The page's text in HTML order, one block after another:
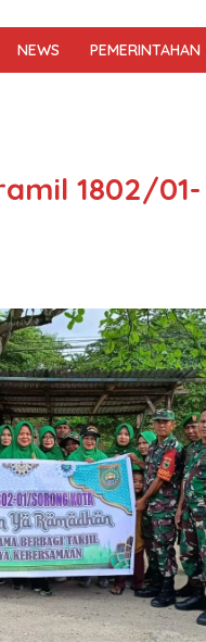
NEWS PEMERINTAHAN
1802/